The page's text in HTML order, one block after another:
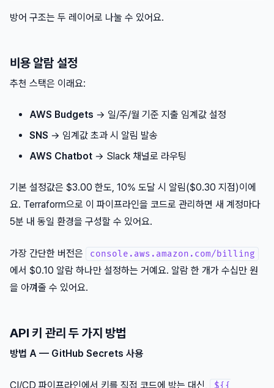
방어 구조는 두 레이어로 나눌 수 있어요.
비용 알람 설정
추천 스택은 이래요:
AWS Budgets → 일/주/월 기준 지출 임계값 설정
SNS → 임계값 초과 시 알림 발송
AWS Chatbot → Slack 채널로 라우팅
기본 설정값은 $3.00 한도, 10% 도달 시 알림($0.30 지점)이에
요. Terraform으로 이 파이프라인을 코드로 관리하면 새 계정마다
5분 내 동일 환경을 구성할 수 있어요.
가장 간단한 버전은 console.aws.amazon.com/billing
에서 $0.10 알람 하나만 설정하는 거예요. 알람 한 개가 수십만 원
을 아껴줄 수 있어요.
API 키 관리 두 가지 방법
방법 A — GitHub Secrets 사용
CI/CD 파이프라인에서 키를 직접 코드에 박는 대신,